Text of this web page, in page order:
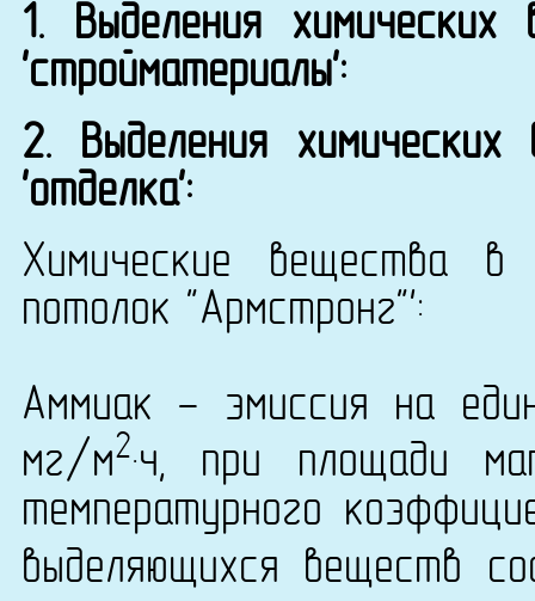
1. Выделения
'стройматериалы':
2. Выделения
'отделка':
Химические вещества в
потолок "Армстронг"':
Аммиак - эмиссия на
мг/м2·ч, при площади
температурного
выделяющихся веществ